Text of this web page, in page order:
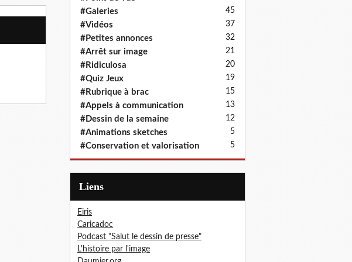
#Galeries 45
#Vidéos 37
#Petites annonces 32
#Arrêt sur image 21
#Ridiculosa 20
#Quiz Jeux 19
#Rubrique à brac 15
#Appels à communication 13
#Dessin de la semaine 12
#Animations sketches 5
#Conservation et valorisation 5
Liens
Eiris
Caricadoc
Podcast "Salut le dessin de presse"
L'histoire par l'image